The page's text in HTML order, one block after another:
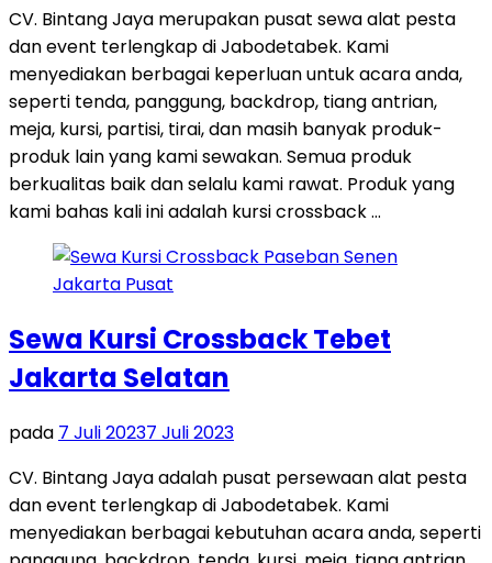
CV. Bintang Jaya merupakan pusat sewa alat pesta
dan event terlengkap di Jabodetabek. Kami
menyediakan berbagai keperluan untuk acara anda,
seperti tenda, panggung, backdrop, tiang antrian,
meja, kursi, partisi, tirai, dan masih banyak produk-
produk lain yang kami sewakan. Semua produk
berkualitas baik dan selalu kami rawat. Produk yang
kami bahas kali ini adalah kursi crossback …
Sewa Kursi Crossback Tebet
Jakarta Selatan
pada 7 Juli 20237 Juli 2023
CV. Bintang Jaya adalah pusat persewaan alat pesta
dan event terlengkap di Jabodetabek. Kami
menyediakan berbagai kebutuhan acara anda, seperti